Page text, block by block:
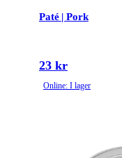
Paté | Pork
23 kr
Online: I lager